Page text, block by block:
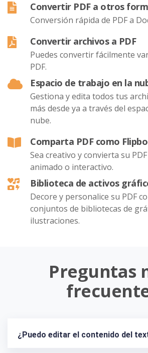
Convertir PDF a otros
Conversión rápida de PDF a
Convertir archivos a PDF
Puedes convertir fácilmente
PDF.
Espacio de trabajo en la
Gestiona y edita todos tus
más desde ya a través del
nube.
Comparta PDF como
Sea creativo y convierta su
animado o interactivo.
Biblioteca de activos
Decore y personalice su PDF
conjuntos de bibliotecas de
ilustraciones.
Preguntas
¿Puedo editar el contenido del